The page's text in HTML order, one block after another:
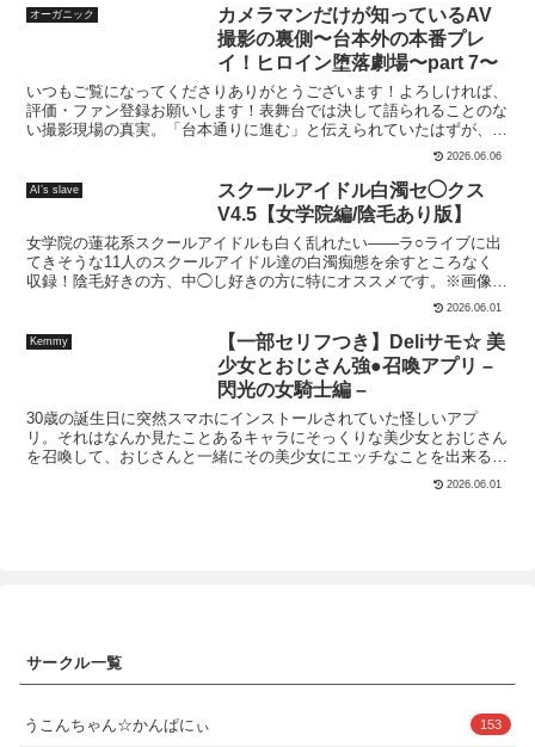
イル形式:JPEG/PDF■グレースケール・
黒棒修正シチュエーション・機械責め・
電マ・刷毛水車・拘束・強●絶頂・悪堕
ち・ぴっちりスーツ・触手・アヘ顔・自
慰・アナル責め・二穴責め
オーガニック
カメラマンだけが知っているAV
撮影の裏側〜台本外の本番プレ
イ！ヒロイン堕落劇場〜part 7〜
いつもご覧になってくださりありがとうございます！よろしければ、
評価・ファン登録お願いします！表舞台では決して語られることのな
い撮影現場の真実。「台本通りに進む」と伝えられていたはずが、現
場では思わぬ展開が待ち受けていた。カメラマンと出演者だけが知
たちの心を揺さぶり、物語は予想外の方向へと狂い始めていく…。
【内容】「制服編」胸揉み胸揉み・キス胸吸いパイズリフェラチオク
ンニ手マン正常位騎乗位バック中出し「バニー服編」胸揉みオナニー
フェラチオ正常位騎乗位バック「ナース服」おまんこ見せつけクンニ
手マンディルドオナニーパイズリ正常位騎乗位バック中出し「水着
編」胸見せつけ胸吸い胸揉みパイズリ正常位騎乗位バック中出し「全
裸・緊縛編」緊縛緊縛・手マン緊縛・クンニ緊縛・放尿緊縛・正常位
はAIを利用して作成したものです。※Stable Diffusionを使用して生
成しております※AIで生成された画像は、実在の人物・キャラクター
に類似している場合がありますが、それは偶然の一致であり、一切関
係がありません。※技術的な制約やAIの学習データによって、細部に
破綻や不自然さが含まれる場合があります。購入前に、そのことを理
解し、同意した上で購入を検討していただくことをお願いいたしま
す。※商品は予告なく販売を中止することがあります。予めご了承く
負いません。※商用目的での利用・第三者への譲渡・転載等が発見さ
2026.06.06
AI’s slave
スクールアイドル白濁セ◯クス
V4.5【女学院編/陰毛あり版】
女学院の蓮花系スクールアイドルも白く乱れたい――ラ○ライブに出
てきそうな11人のスクールアイドル達の白濁痴態を余すところなく
収録！陰毛好きの方、中◯し好きの方に特にオススメです。※画像は
全てNovelAI V4.5で生成した最新版です。既存商品とイラストの重複
ず以下の内容を含んでいます。・騎乗位×4（または3）・正常位
×3（騎乗位3の場合は正常位4）・バック×1・事後（全身×1、上半身
アップ×1）【商品内容】・「白濁セ◯クス」本編画像:1キャラあたり
10枚×11キャラ=110枚・ボーナス画像:総勢381枚（1キャラあたり30
枚台） 計491枚※CGはNovelAI V4.5を使用しています。サイズは
832×1216ピクセルです。※各画像はいわゆる差分ではなく、全て異
なるイラストです。既存商品とイラストの重複はありません。※本商
元作品とは一切関係ありません。※本商品のイラストは全て成人
2026.06.01
Kemmy
【一部セリフつき】Deliサモ☆ 美
少女とおじさん強●召喚アプリ –
閃光の女騎士編 –
30歳の誕生日に突然スマホにインストールされていた怪しいアプ
リ。それはなんか見たことあるキャラにそっくりな美少女とおじさん
を召喚して、おじさんと一緒にその美少女にエッチなことを出来るア
プリだった。ソー〇アー〇・オ〇ラ〇ンの結〇明〇奈のエッチなCG
集です。表情差分ありなのでキャラが段々と快感に堕ちていく様子を
成しております。
2026.06.01
サークル一覧
うこんちゃん☆かんぱにぃ 153